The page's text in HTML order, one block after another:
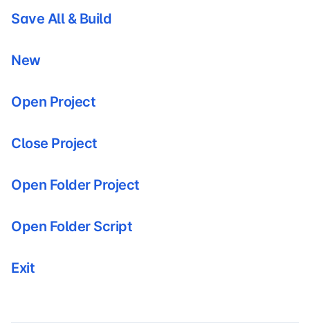
Save All & Build
New
Open Project
Close Project
Open Folder Project
Open Folder Script
Exit